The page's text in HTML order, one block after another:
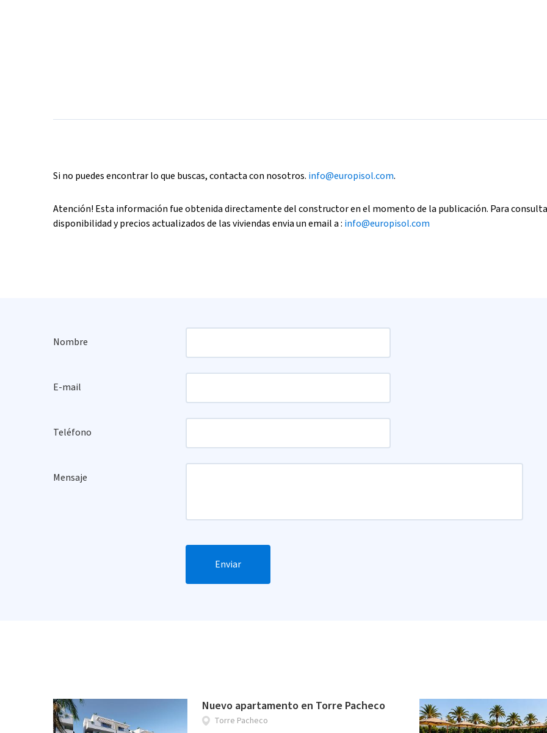
Si no puedes encontrar lo que buscas, contacta con nosotros. info@europisol.com.
Atención! Esta información fue obtenida directamente del constructor en el momento de la publicación. Para
disponibilidad y precios actualizados de las viviendas envia un email a : info@europisol.com
Nombre
E-mail
Teléfono
Mensaje
Enviar
Nuevo apartamento en Torre Pacheco
Torre Pacheco